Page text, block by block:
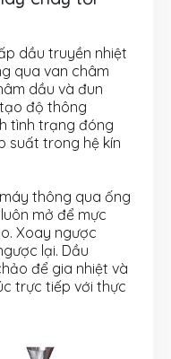
dầu truyền nhiệt
qua van châm
dầu và đun
độ thông
tình trạng đóng
suất trong hệ kín
thông qua ống
mở để mực
Xoay ngược
lại. Dầu
để gia nhiệt và
trực tiếp với thực